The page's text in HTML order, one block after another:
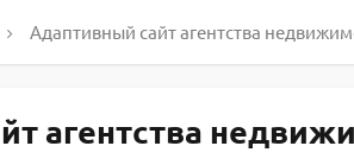
Адаптивный сайт агентства
агентства